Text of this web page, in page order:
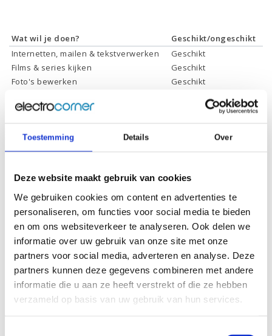
Toestemming Details Over
Deze website maakt gebruik van cookies
We gebruiken cookies om content en advertenties te
personaliseren, om functies voor social media te bieden
en om ons websiteverkeer te analyseren. Ook delen we
informatie over uw gebruik van onze site met onze
partners voor social media, adverteren en analyse. Deze
partners kunnen deze gegevens combineren met andere
informatie die u aan ze heeft verstrekt of die ze hebben
verzameld op basis van uw gebruik van hun services.
Wat wil je doen?
Geschikt/ongeschikt
Internetten, mailen & tekstverwerken
Geschikt
Films & series kijken
Geschikt
Foto's bewerken
Geschikt
Gamen
Ongeschikt
Specificaties
Schermdiagonaal:
15.6 inch (39,6 cm)
Scherm resolutie:
1920 x 1080 (Full HD)
-
Scherm reflectie:
Ontspiegeld
Scherm omklapbaar:
-